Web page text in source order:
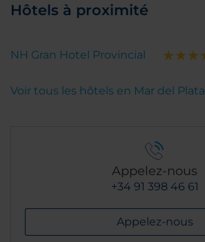
Hôtels à proximité
NH Gran Hotel Provincial
Voir tous les hôtels en Mar del Plata
Appelez-nous
+34 91 398 46 61
Appelez-nous